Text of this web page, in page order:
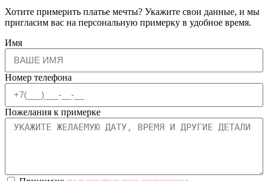
Хотите примерить платье мечты? Укажите свои данные, и мы
пригласим вас на персональную примерку в удобное время.
Имя
Номер телефона
Пожелания к примерке